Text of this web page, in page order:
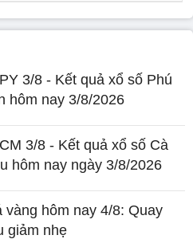
3/8 - Kết quả xổ số Phú
hôm nay 3/8/2026
3/8 - Kết quả xổ số Cà
hôm nay ngày 3/8/2026
vàng hôm nay 4/8: Quay
giảm nhẹ